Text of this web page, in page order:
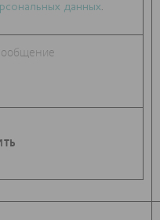
данных.